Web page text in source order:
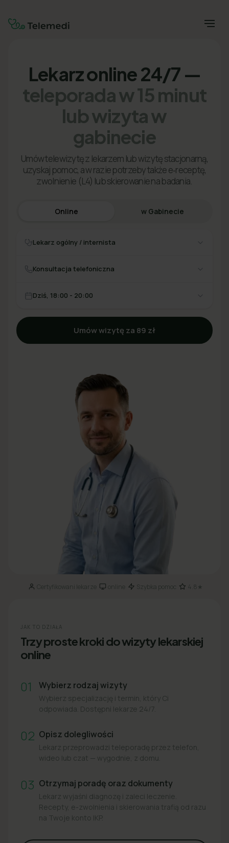
Lekarz online 24/7 —
teleporada w 15 minut
lub wizyta w
gabinecie
Umów telewizytę z lekarzem lub wizytę stacjonarną,
uzyskaj pomoc, a w razie potrzeby także e‑receptę,
zwolnienie (L4) lub skierowanie na badania.
Online w Gabinecie
Lekarz ogólny / internista
Konsultacja telefoniczna
Dziś, 18:00 - 20:00
Umów wizytę za 89 zł
Certyfikowani lekarze· online· Szybka pomoc 4.8★
JAK TO DZIAŁA
Trzy proste kroki do wizyty lekarskiej
online
01 Wybierz rodzaj wizyty
Wybierz specjalizację i termin, który Ci
odpowiada. Dostępni lekarze 24/7.
02 Opisz dolegliwości
Lekarz przeprowadzi teleporadę przez telefon,
wideo lub czat — wygodnie, z domu.
03 Otrzymaj poradę oraz dokumenty
Lekarz wyjaśni diagnozę i zaleci leczenie.
Recepty, e-zwolnienia i skierowania trafią od razu
na Twoje konto IKP.